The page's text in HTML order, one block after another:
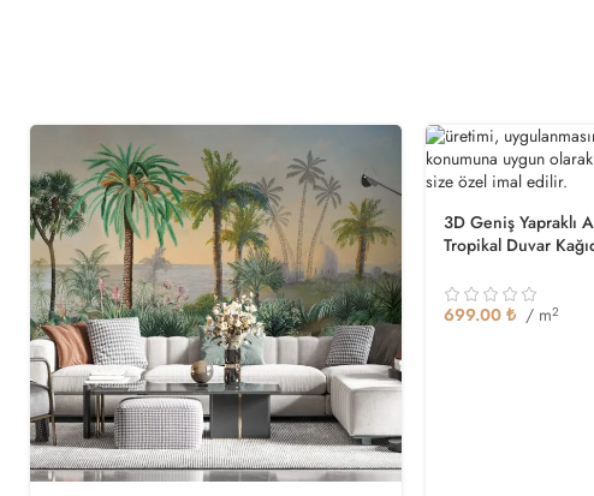
3D Geniş Yapraklı
Tropikal Duvar
699.00 ₺ / m2